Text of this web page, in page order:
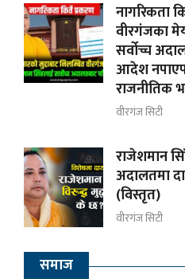
नागरिकता
वीरगंजका
सर्वोच्च
आदेश
राजनीतिक
वीरगंज सिटी
राजेशमान
अदालतमा
(विस्तृत)
वीरगंज सिटी
समाज